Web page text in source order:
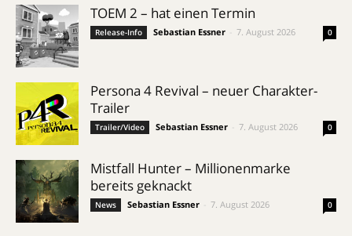
TOEM 2 – hat einen Termin
Release-Info Sebastian Essner 7. August 2026 0
Persona 4 Revival – neuer Charakter-
Trailer
Trailer/Video Sebastian Essner 7. August 2026 0
Mistfall Hunter – Millionenmarke
bereits geknackt
News Sebastian Essner 7. August 2026 0